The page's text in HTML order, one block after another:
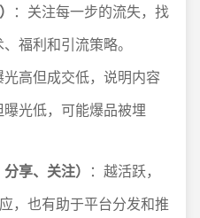
：关注每一步的流失，找
福利和引流策略。
光高但成交低，说明内容
光低，可能爆品被埋
享、关注） ：越活跃，
，也有助于平台分发和推